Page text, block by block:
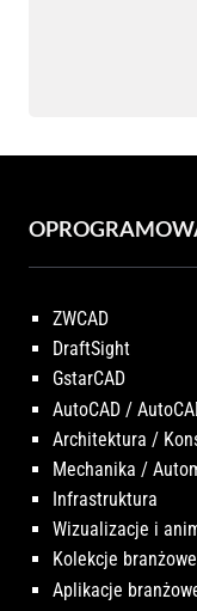
ZWCAD
DraftSight
GstarCAD
AutoCAD /
Architektura /
Mechanika /
Infrastruktura
Wizualizacje i
Kolekcje
Aplikacje